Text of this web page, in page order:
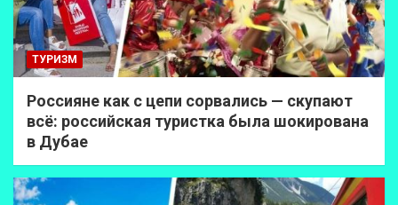
ТУРИЗМ
Россияне как с цепи сорвались — скупают
всё: российская туристка была шокирована
в Дубае